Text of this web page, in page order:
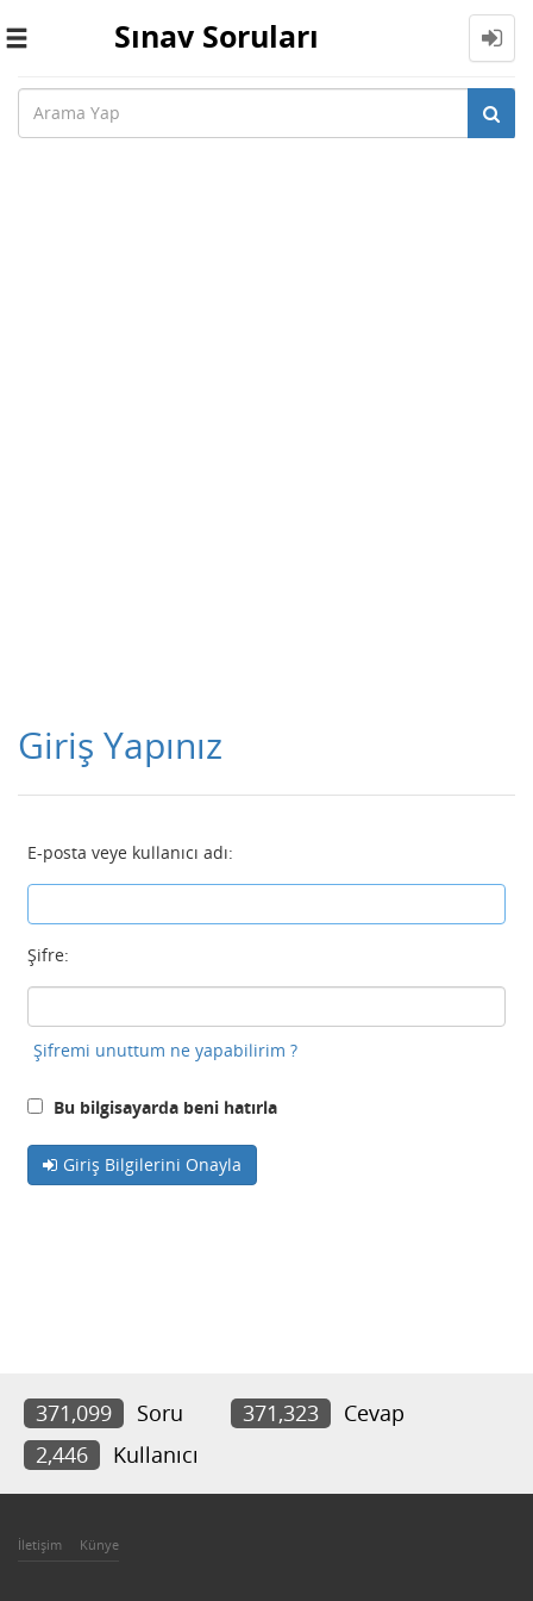
Toggle
Sınav Soruları
Giriş Yapınız
E-posta veye kullanıcı adı:
Şifre:
Şifremi unuttum ne yapabilirim ?
Bu bilgisayarda beni hatırla
Giriş Bilgilerini Onayla
371,099 Soru 371,323
Cevap
2,446
Kullanıcı
İletişim Künye